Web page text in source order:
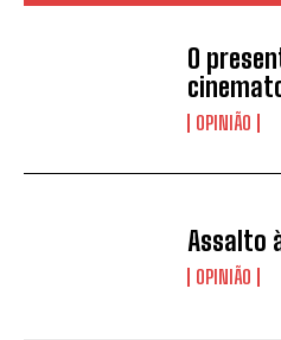
O
OPINIÃO
Assalto
OPINIÃO